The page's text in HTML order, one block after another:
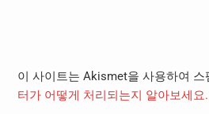
이 사이트는 Akismet을 사용하여 스
터가 어떻게 처리되는지 알아보세요.